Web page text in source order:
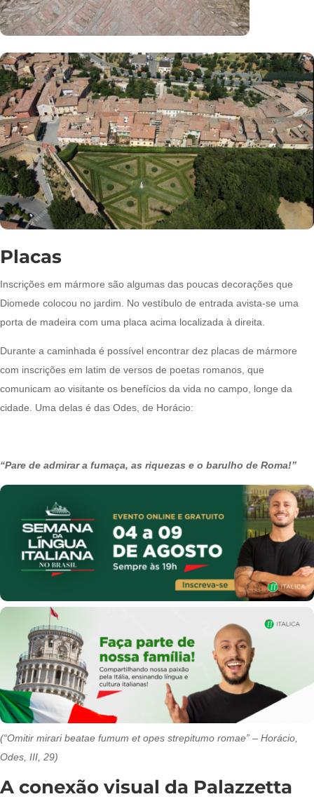
Placas
Inscrições em mármore são algumas das poucas decorações que
Diomede colocou no jardim. No vestíbulo de entrada avista-se uma
porta de madeira com uma placa acima localizada à direita.
Durante a caminhada é possível encontrar dez placas de mármore
com inscrições em latim de versos de poetas romanos, que
comunicam ao visitante os benefícios da vida no campo, longe da
cidade. Uma delas é das Odes, de Horácio:
“Pare de admirar a fumaça, as riquezas e o barulho de Roma!”
(“Omitir mirari beatae fumum et opes strepitumo romae” – Horácio,
Odes, III, 29)
A conexão visual da Palazzetta